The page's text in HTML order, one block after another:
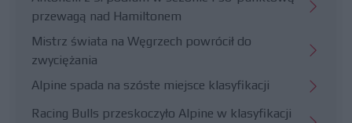
przewagą nad Hamiltonem
Mistrz świata na Węgrzech powrócił do
zwyciężania
Alpine spada na szóste miejsce klasyfikacji
Racing Bulls przeskoczyło Alpine w klasyfikacji